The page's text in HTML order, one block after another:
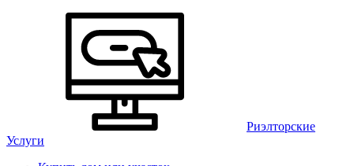
Риэлторские
Услуги